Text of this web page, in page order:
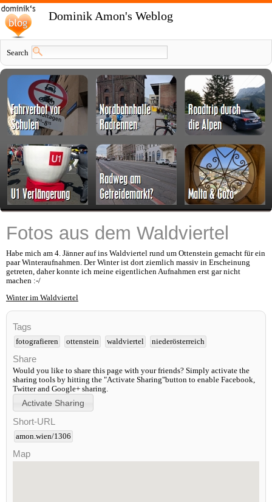
Dominik Amon's Weblog
Search
Fotos aus dem Waldviertel
Habe mich am 4. Jänner auf ins Waldviertel rund um Ottenstein gemacht für ein
paar Winteraufnahmen. Der Winter ist dort ziemlich massiv in Erscheinung
getreten, daher konnte ich meine eigentlichen Aufnahmen erst gar nicht
machen :-/
Winter im Waldviertel
Tags
fotografieren ottenstein waldviertel niederösterreich
Share
Would you like to share this page with your friends? Simply activate the
sharing tools by hitting the "Activate Sharing"button to enable Facebook,
Twitter and Google+ sharing.
Short-URL
amon.wien/1306
Map